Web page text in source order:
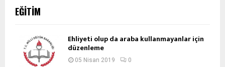
EĞITIM
Ehliyeti olup da araba kullanmayanlar için
düzenleme
05 Nisan 2019 0